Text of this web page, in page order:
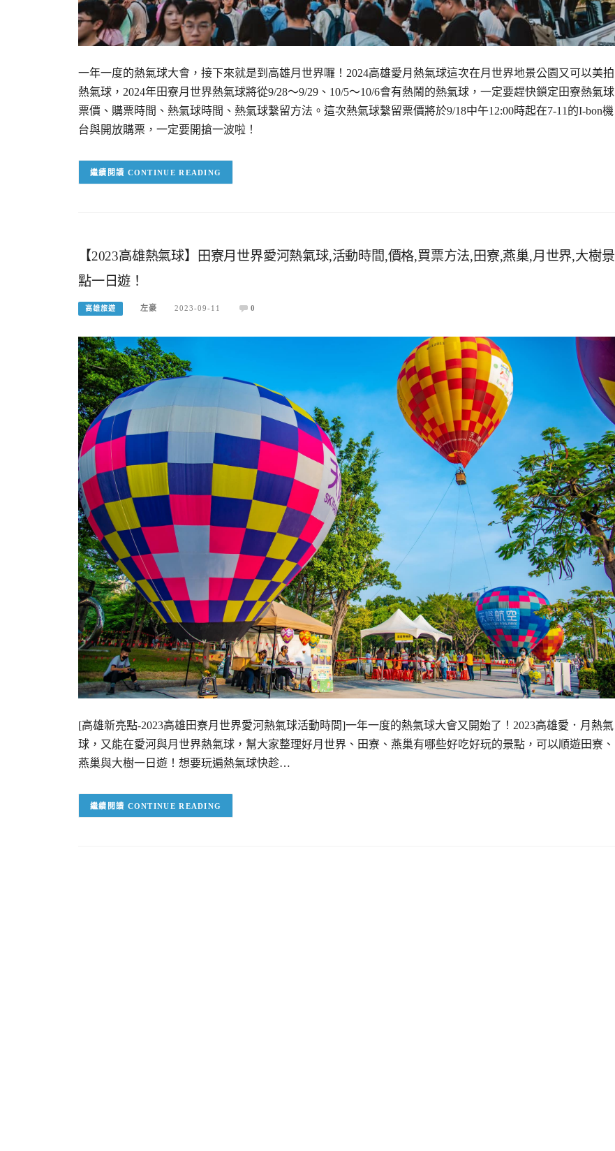
一年一度的熱氣球大會，接下來就是到高雄月世界囉！2024高雄愛月熱氣球這次在月世界地景公園又可以美拍
熱氣球，2024年田寮月世界熱氣球將從9/28～9/29、10/5～10/6會有熱鬧的熱氣球，一定要趕快鎖定田寮熱氣球
票價、購票時間、熱氣球時間、熱氣球繫留方法。這次熱氣球繫留票價將於9/18中午12:00時起在7-11的I-bon機
台與開放購票，一定要開搶一波啦！
CONTINUE READING
【2023高雄熱氣球】田寮月世界愛河熱氣球,活動時間,價格,買票方法,田寮,燕巢,月世界,大樹景
點一日遊！
高雄旅遊 左豪 2023-09-11 0
[高雄新亮點-2023高雄田寮月世界愛河熱氣球活動時間]一年一度的熱氣球大會又開始了！2023高雄愛．月熱氣
球，又能在愛河與月世界熱氣球，幫大家整理好月世界、田寮、燕巢有哪些好吃好玩的景點，可以順遊田寮、
燕巢與大樹一日遊！想要玩遍熱氣球快趁…
CONTINUE READING